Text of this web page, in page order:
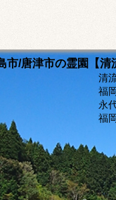
市/唐津市の霊園【
ームページへ
福
ださい。激
市内・糸島市